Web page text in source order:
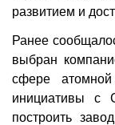
развитием и
Ранее
выбран
сфере
инициативы с
построить